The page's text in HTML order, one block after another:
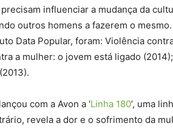
influenciar a mudança da
outros homens a fazerem o
Data Popular, foram: Violência
a mulher: o jovem está ligado
com a Avon a ‘Linha 180’, uma
revela a dor e o sofrimento da